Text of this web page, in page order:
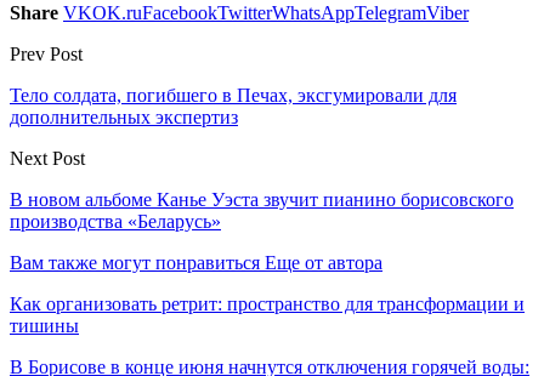
Share VKOK.ruFacebookTwitterWhatsAppTelegramViber
Prev Post
Тело солдата, погибшего в Печах, эксгумировали для
дополнительных экспертиз
Next Post
В новом альбоме Канье Уэста звучит пианино борисовского
производства «Беларусь»
Вам также могут понравиться Еще от автора
Как организовать ретрит: пространство для трансформации и
тишины
В Борисове в конце июня начнутся отключения горячей воды: